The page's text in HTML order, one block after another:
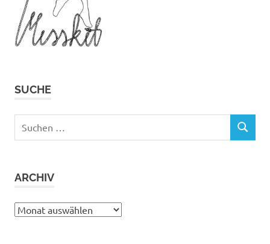
SUCHE
nach:
SUCHEN
ARCHIV
Archiv